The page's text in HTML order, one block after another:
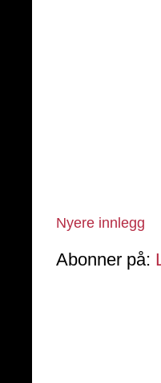
Nyere innlegg
Abonner på: